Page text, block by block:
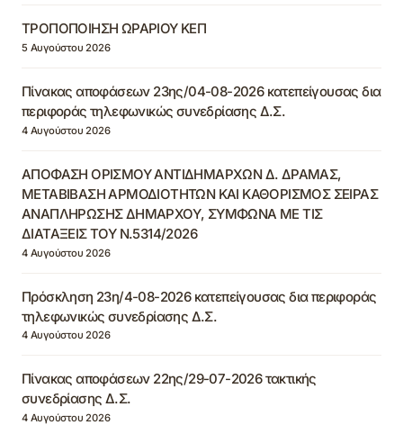
ΤΡΟΠΟΠΟΙΗΣΗ ΩΡΑΡΙΟΥ ΚΕΠ
5 Αυγούστου 2026
Πίνακας αποφάσεων 23ης/04-08-2026 κατεπείγουσας δια
περιφοράς τηλεφωνικώς συνεδρίασης Δ.Σ.
4 Αυγούστου 2026
ΑΠΟΦΑΣΗ ΟΡΙΣΜΟΥ ΑΝΤΙΔΗΜΑΡΧΩΝ Δ. ΔΡΑΜΑΣ,
ΜΕΤΑΒΙΒΑΣΗ ΑΡΜΟΔΙΟΤΗΤΩΝ ΚΑΙ ΚΑΘΟΡΙΣΜΟΣ ΣΕΙΡΑΣ
ΑΝΑΠΛΗΡΩΣΗΣ ΔΗΜΑΡΧΟΥ, ΣΥΜΦΩΝΑ ΜΕ ΤΙΣ
ΔΙΑΤΑΞΕΙΣ ΤΟΥ Ν.5314/2026
4 Αυγούστου 2026
Πρόσκληση 23η/4-08-2026 κατεπείγουσας δια περιφοράς
τηλεφωνικώς συνεδρίασης Δ.Σ.
4 Αυγούστου 2026
Πίνακας αποφάσεων 22ης/29-07-2026 τακτικής
συνεδρίασης Δ.Σ.
4 Αυγούστου 2026